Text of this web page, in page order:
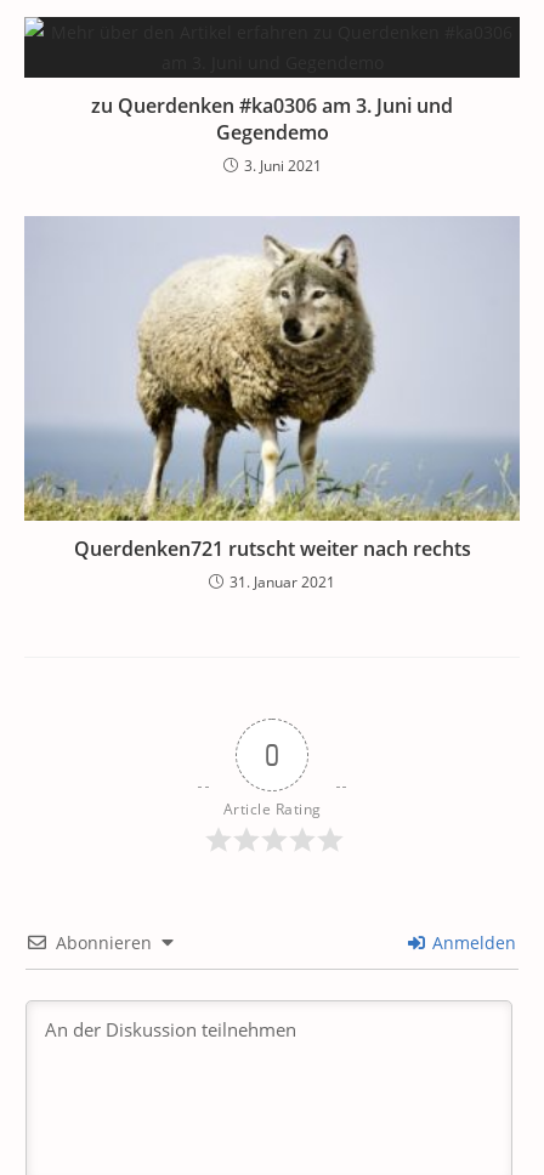
zu Querdenken #ka0306 am 3. Juni und
Gegendemo
3. Juni 2021
Querdenken721 rutscht weiter nach rechts
31. Januar 2021
0
Article Rating
Abonnieren Anmelden